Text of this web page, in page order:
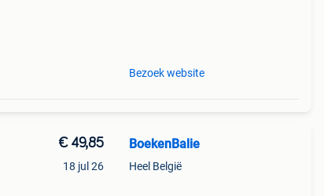
Bezoek website
€ 49,85
18 jul 26
BoekenBalie
Heel België